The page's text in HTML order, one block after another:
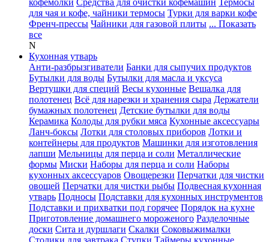
кофемолки Средства для очистки кофемашин Термосы
для чая и кофе, чайники термосы Турки для варки кофе
Френч-прессы Чайники для газовой плиты ... Показать
все
N
Кухонная утварь
Анти-разбрызгиватели Банки для сыпучих продуктов
Бутылки для воды Бутылки для масла и уксуса
Вертушки для специй Весы кухонные Вешалка для
полотенец Всё для нарезки и хранения сыра Держатели
бумажных полотенец Детские бутылки для воды
Керамика Колоды для рубки мяса Кухонные аксессуары
Ланч-боксы Лотки для столовых приборов Лотки и
контейнеры для продуктов Машинки для изготовления
лапши Мельницы для перца и соли Металлические
формы Миски Наборы для перца и соли Наборы
кухонных аксессуаров Овощерезки Перчатки для чистки
овощей Перчатки для чистки рыбы Подвесная кухонная
утварь Подносы Подставки для кухонных инструментов
Подставки и прихватки под горячее Порядок на кухне
Приготовление домашнего мороженого Разделочные
доски Сита и дуршлаги Скалки Соковыжималки
Столики для завтрака Ступки Таймеры кухонные